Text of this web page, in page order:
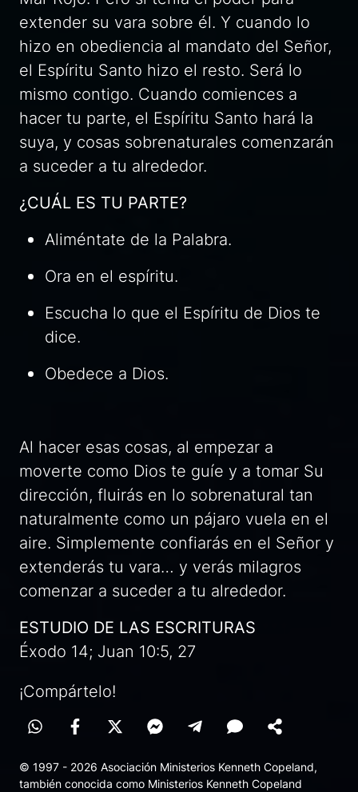
extender su vara sobre él. Y cuando lo
hizo en obediencia al mandato del Señor,
el Espíritu Santo hizo el resto. Será lo
mismo contigo. Cuando comiences a
hacer tu parte, el Espíritu Santo hará la
suya, y cosas sobrenaturales comenzarán
a suceder a tu alrededor.
¿CUÁL ES TU PARTE?
Aliméntate de la Palabra.
Ora en el espíritu.
Escucha lo que el Espíritu de Dios te
dice.
Obedece a Dios.
Al hacer esas cosas, al empezar a
moverte como Dios te guíe y a tomar Su
dirección, fluirás en lo sobrenatural tan
naturalmente como un pájaro vuela en el
aire. Simplemente confiarás en el Señor y
extenderás tu vara… y verás milagros
comenzar a suceder a tu alrededor.
ESTUDIO DE LAS ESCRITURAS
Éxodo 14; Juan 10:5, 27
¡Compártelo!
© 1997 - 2026 Asociación Ministerios Kenneth Copeland,
también conocida como Ministerios Kenneth Copeland